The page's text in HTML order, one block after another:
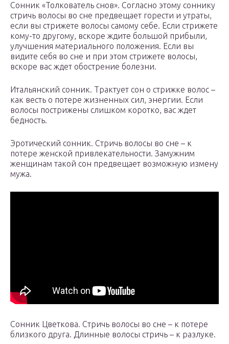
Сонник «Толкователь снов». Согласно этому соннику
стричь волосы во сне предвещает горести и утраты,
если вы стрижете волосы самому себе. Если стрижете
кому-то другому, вскоре ждите большой прибыли,
улучшения материального положения. Если вы
видите себя во сне и при этом стрижете волосы,
вскоре вас ждет обострение болезни.
Итальянский сонник. Трактует сон о стрижке волос –
как весть о потере жизненных сил, энергии. Если
волосы пострижены слишком коротко, вас ждет
бедность.
Эротический сонник. Стричь волосы во сне – к
потере женской привлекательности. Замужним
женщинам такой сон предвещает возможную измену
мужа.
Сонник Цветкова. Стричь волосы во сне – к потере
близкого друга. Длинные волосы стричь – к разлуке.